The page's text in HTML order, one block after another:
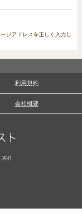
ジアドレスを正しく入力し
利用規約
会社概要
吉祥